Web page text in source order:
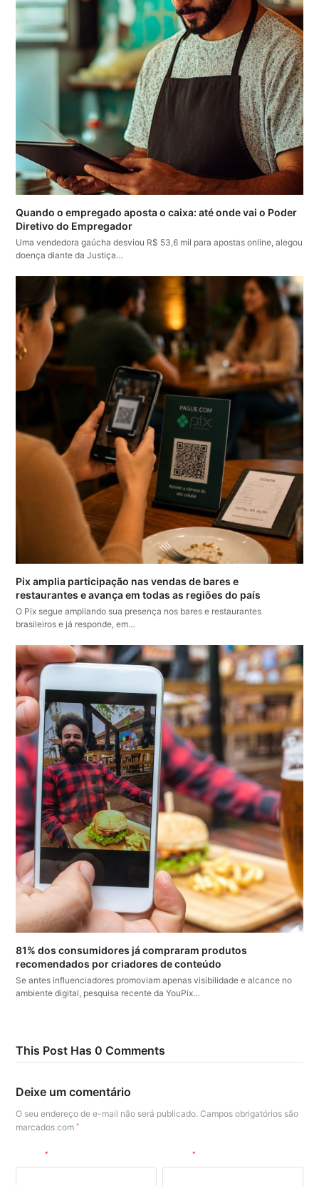
Quando o empregado aposta o caixa: até onde vai o Poder
Diretivo do Empregador
Uma vendedora gaúcha desviou R$ 53,6 mil para apostas online, alegou
doença diante da Justiça…
Pix amplia participação nas vendas de bares e
restaurantes e avança em todas as regiões do país
O Pix segue ampliando sua presença nos bares e restaurantes
brasileiros e já responde, em…
81% dos consumidores já compraram produtos
recomendados por criadores de conteúdo
Se antes influenciadores promoviam apenas visibilidade e alcance no
ambiente digital, pesquisa recente da YouPix…
This Post Has 0 Comments
Deixe um comentário
O seu endereço de e-mail não será publicado. Campos obrigatórios são
marcados com*
Nome* E-mail*